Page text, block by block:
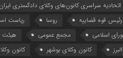
اتحادیه سراسری کانون‌های وکلای دادگستری ایران
رئیس قوه قضاییه روسا ریاست
اسلامی مجمع عمومی هیئت
کانون وکلای بوشهر کانون